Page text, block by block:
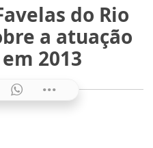
do Rio
a atuação
2013